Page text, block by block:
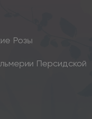
Розы
Персидской